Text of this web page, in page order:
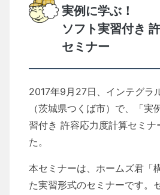
実例に学ぶ！
ソフト実習付き
セミナー
2017年9月27日、インテグラ
（茨城県つくば市）で、「実
習付き 許容応力度計算セミナ
た。
本セミナーは、ホームズ君「
た実習形式のセミナーです。